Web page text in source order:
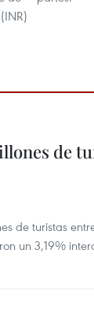
de
de turistas
un 3,19%